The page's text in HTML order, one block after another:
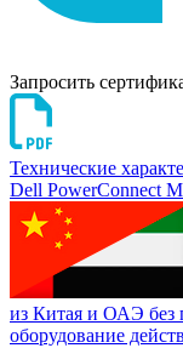
Запросить
Технические
Dell PowerConnect
из Китая и ОАЭ без
оборудование